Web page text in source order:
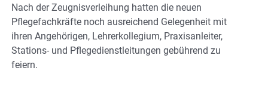
Nach der Zeugnisverleihung hatten die neuen
Pflegefachkräfte noch ausreichend Gelegenheit mit
ihren Angehörigen, Lehrerkollegium, Praxisanleiter,
Stations- und Pflegedienstleitungen gebührend zu
feiern.